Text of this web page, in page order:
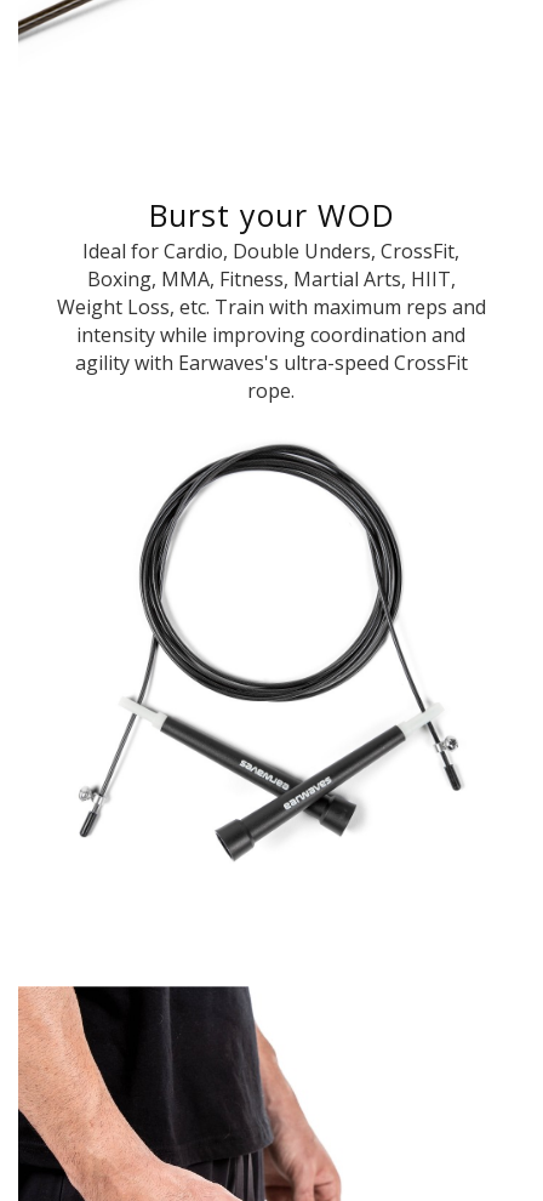
Burst your WOD
Ideal for Cardio, Double Unders, CrossFit,
Boxing, MMA, Fitness, Martial Arts, HIIT,
Weight Loss, etc. Train with maximum reps and
intensity while improving coordination and
agility with Earwaves's ultra-speed CrossFit
rope.